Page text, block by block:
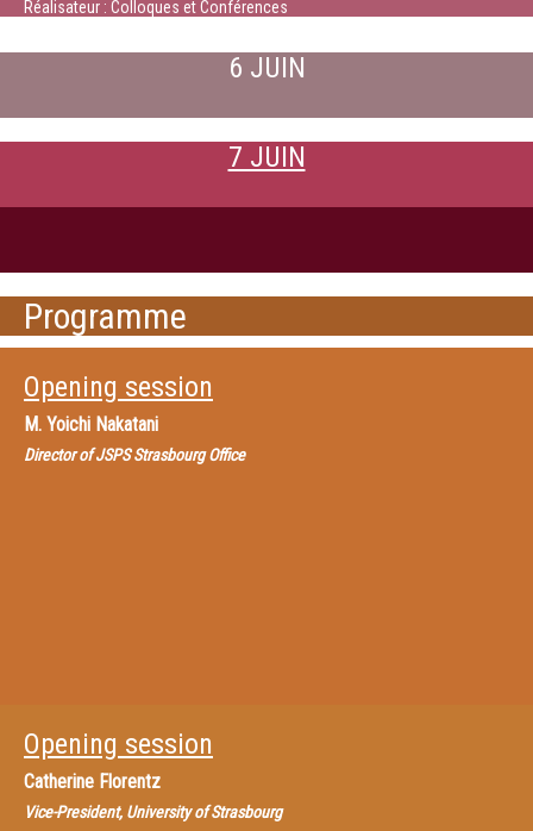
Réalisateur : Colloques et Conférences
6 JUIN
7 JUIN
Programme
Opening session
M. Yoichi Nakatani
Director of JSPS Strasbourg Office
Opening session
Catherine Florentz
Vice-President, University of Strasbourg